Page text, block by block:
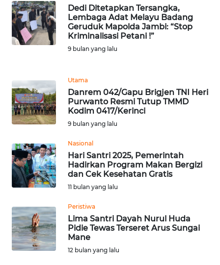
Dedi Ditetapkan Tersangka,
Lembaga Adat Melayu Badang
Geruduk Mapolda Jambi: “Stop
Kriminalisasi Petani !”
9 bulan yang lalu
Utama
Danrem 042/Gapu Brigjen TNI Heri
Purwanto Resmi Tutup TMMD
Kodim 0417/Kerinci
9 bulan yang lalu
Nasional
Hari Santri 2025, Pemerintah
Hadirkan Program Makan Bergizi
dan Cek Kesehatan Gratis
11 bulan yang lalu
Peristiwa
Lima Santri Dayah Nurul Huda
Pidie Tewas Terseret Arus Sungai
Mane
12 bulan yang lalu
JAMBI
WN
SULTRA
WN
SULTENG
SULBAR
WN
BABEL
WN
SUMBAR
WN